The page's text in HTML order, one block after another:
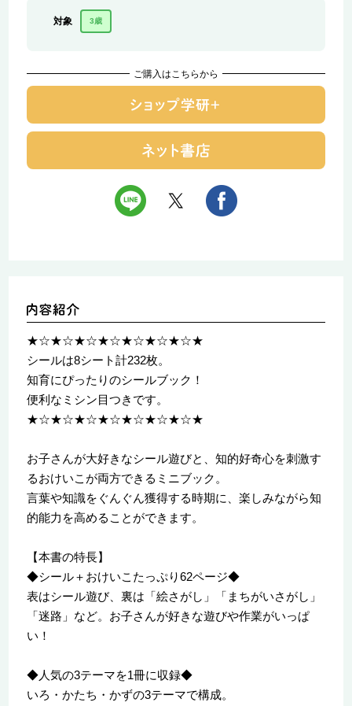
対象 3歳
ご購入はこちらから
★☆★☆★☆★☆★☆★☆★☆★
シールは8シート計232枚。
知育にぴったりのシールブック！
便利なミシン目つきです。
★☆★☆★☆★☆★☆★☆★☆★
お子さんが大好きなシール遊びと、知的好奇心を刺激す
るおけいこが両方できるミニブック。
言葉や知識をぐんぐん獲得する時期に、楽しみながら知
的能力を高めることができます。
【本書の特長】
◆シール＋おけいこたっぷり62ページ◆
表はシール遊び、裏は「絵さがし」「まちがいさがし」
「迷路」など。お子さんが好きな遊びや作業がいっぱ
い！
◆人気の3テーマを1冊に収録◆
いろ・かたち・かずの3テーマで構成。